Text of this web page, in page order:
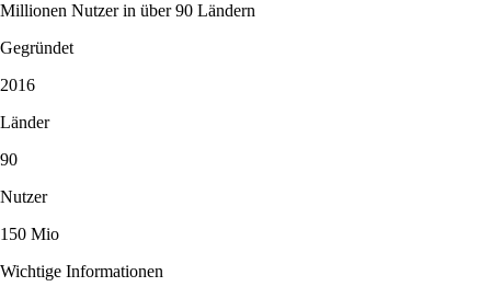
Millionen Nutzer in über 90 Ländern
Gegründet
2016
Länder
90
Nutzer
150 Mio
Wichtige Informationen